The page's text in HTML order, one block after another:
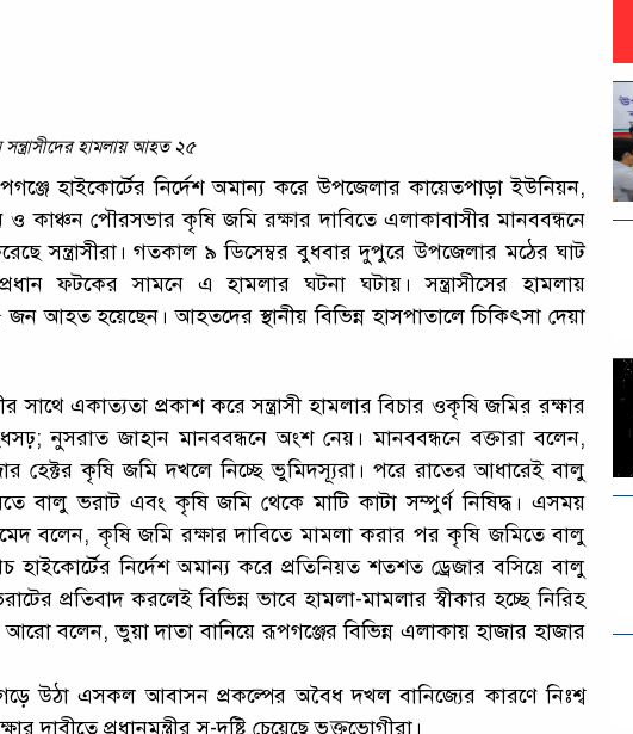
হামলায় আহত ২৫
হাইকোর্টের নির্দেশ অমান্য করে উপজেলার কায়েতপাড়া ইউনিয়ন,
পৌরসভার কৃষি জমি রক্ষার দাবিতে এলাকাবাসীর মানববন্ধনে
সন্ত্রাসীরা। গতকাল ৯ ডিসেম্বর বুধবার দুপুরে উপজেলার মঠের ঘাট
ফটকের সামনে এ হামলার ঘটনা ঘটায়। সন্ত্রাসীসের হামলায়
আহত হয়েছেন। আহতদের স্থানীয় বিভিন্ন হাসপাতালে চিকিৎসা দেয়া
সাথে একাত্যতা প্রকাশ করে সন্ত্রাসী হামলার বিচার ওকৃষি জমির রক্ষার
নুসরাত জাহান মানববন্ধনে অংশ নেয়। মানববন্ধনে বক্তারা বলেন,
হেক্টর কৃষি জমি দখলে নিচ্ছে ভুমিদস্যূরা। পরে রাতের আধারেই বালু
বালু ভরাট এবং কৃষি জমি থেকে মাটি কাটা সম্পুর্ণ নিষিদ্ধ। এসময়
বলেন, কৃষি জমি রক্ষার দাবিতে মামলা করার পর কৃষি জমিতে বালু
হাইকোর্টের নির্দেশ অমান্য করে প্রতিনিয়ত শতশত ড্রেজার বসিয়ে বালু
প্রতিবাদ করলেই বিভিন্ন ভাবে হামলা-মামলার স্বীকার হচ্ছে নিরিহ
বলেন, ভুয়া দাতা বানিয়ে রূপগঞ্জের বিভিন্ন এলাকায় হাজার হাজার
গড়ে উঠা এসকল আবাসন প্রকল্পের অবৈধ দখল বানিজ্যের কারণে নিঃশ্ব
প্রধানমন্ত্রীর সু-দৃষ্টি চেয়েছে ভুক্তভোগীরা।